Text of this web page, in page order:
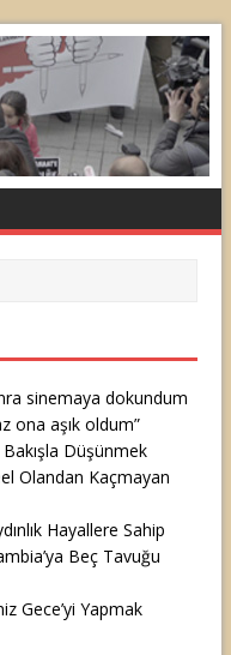
sinemaya dokundum
ona aşık oldum”
Düşünmek
Olandan Kaçmayan
Hayallere Sahip
Beç Tavuğu
Gece’yi Yapmak